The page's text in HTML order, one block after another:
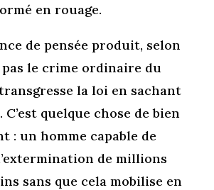
en rouage.
de pensée produit, selon
pas le crime ordinaire du
la loi en sachant
C’est quelque chose de bien
: un homme capable de
de millions
sans que cela mobilise en